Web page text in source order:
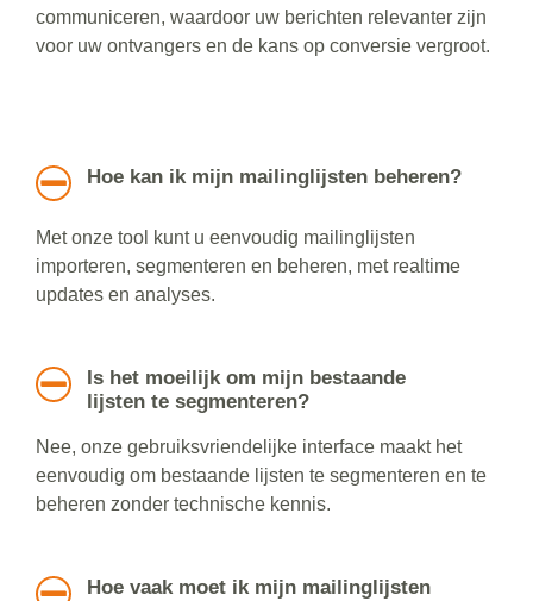
communiceren, waardoor uw berichten relevanter zijn
voor uw ontvangers en de kans op conversie vergroot.
Hoe kan ik mijn mailinglijsten beheren?
Met onze tool kunt u eenvoudig mailinglijsten
importeren, segmenteren en beheren, met realtime
updates en analyses.
Is het moeilijk om mijn bestaande
lijsten te segmenteren?
Nee, onze gebruiksvriendelijke interface maakt het
eenvoudig om bestaande lijsten te segmenteren en te
beheren zonder technische kennis.
Hoe vaak moet ik mijn mailinglijsten